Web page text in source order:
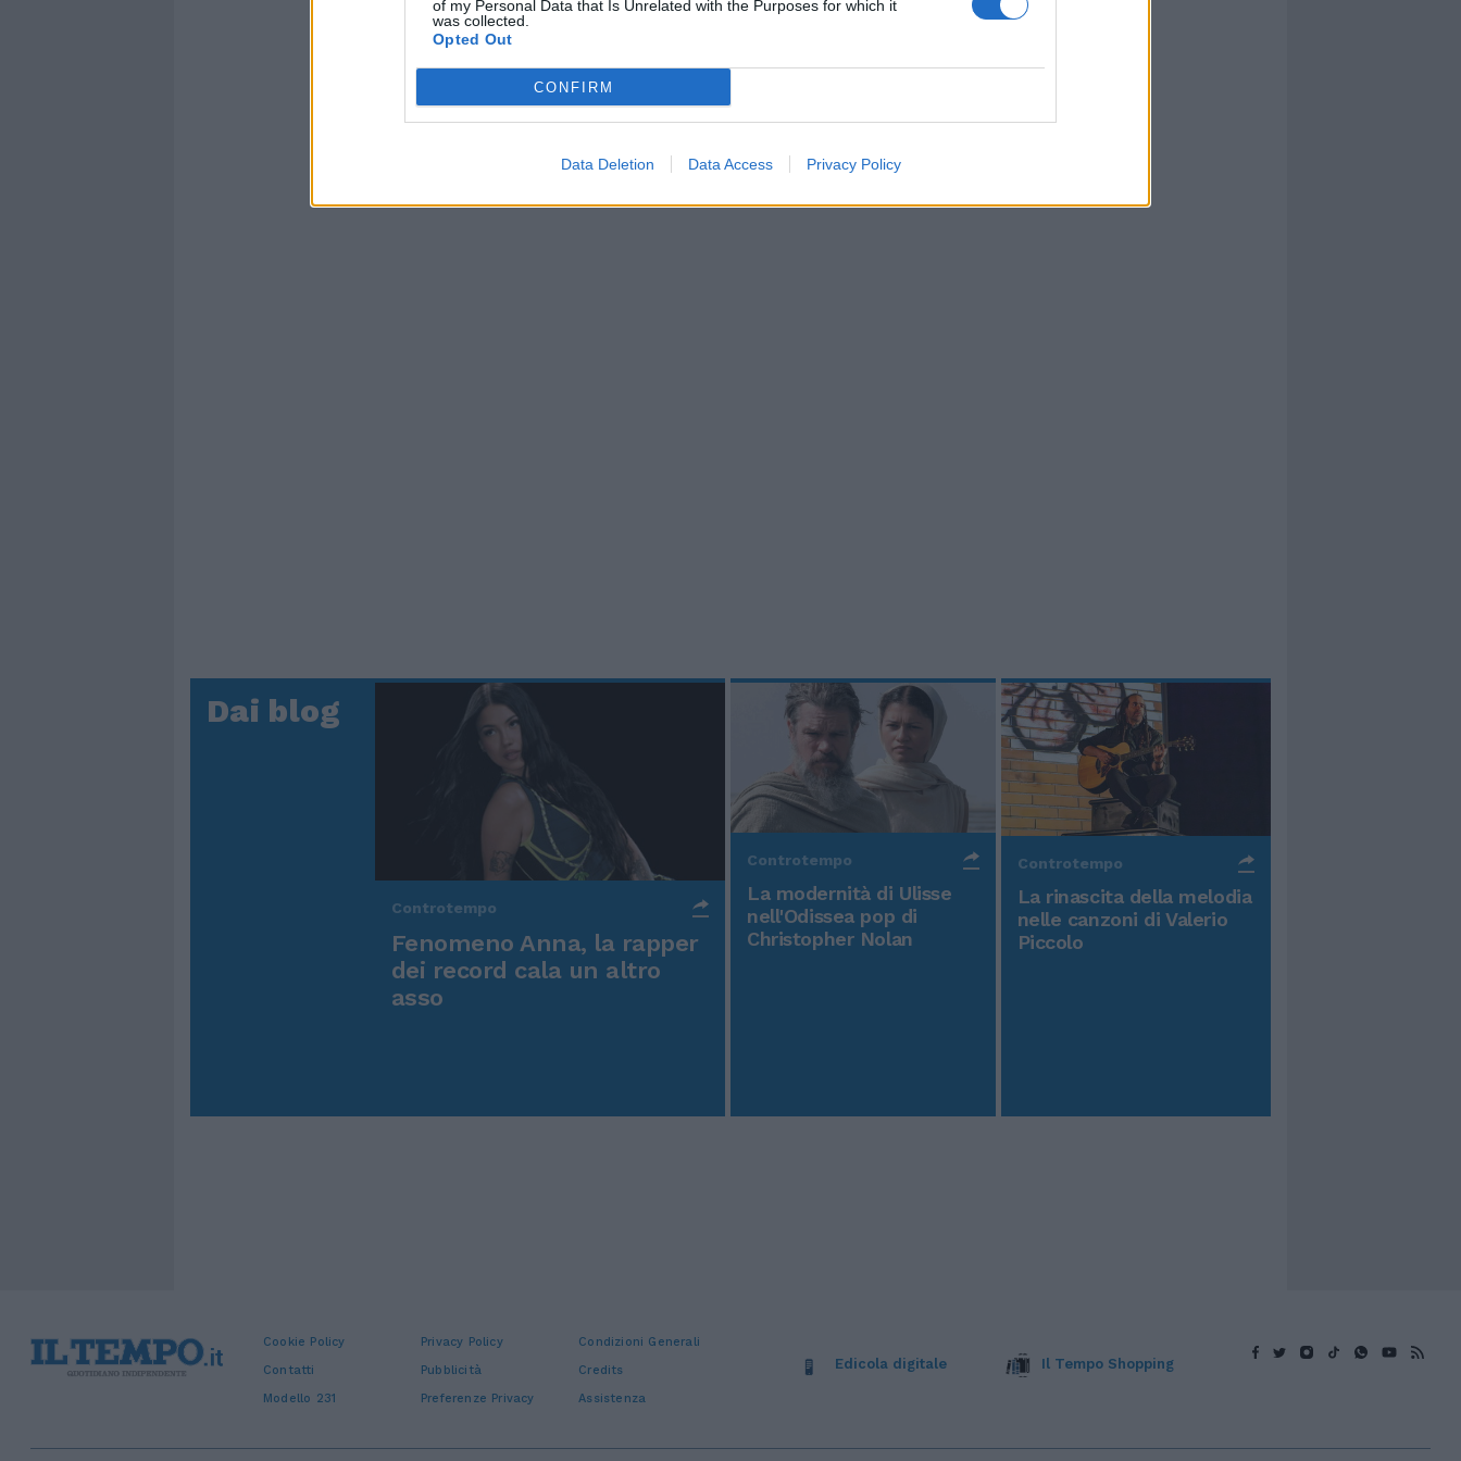
of my Personal Data that Is Unrelated with the Purposes for which it
was collected.
Opted Out
CONFIRM
Data Deletion Data Access Privacy Policy
Dai blog
Controtempo
Fenomeno Anna, la rapper
dei record cala un altro
asso
Controtempo
La modernità di Ulisse
nell'Odissea pop di
Christopher Nolan
Controtempo
La rinascita della melodia
nelle canzoni di Valerio
Piccolo
Cookie Policy Privacy Policy
Condizioni Generali
Contatti
Pubblicità
Credits
Modello 231
Preferenze Privacy Assistenza
Edicola digitale Il Tempo Shopping